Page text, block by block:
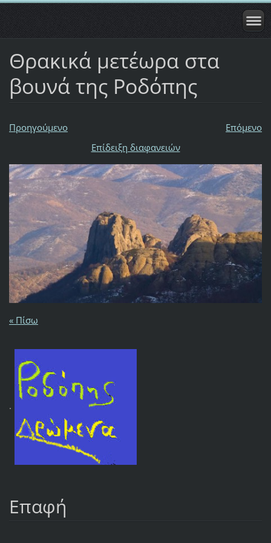
Θρακικά μετέωρα στα
βουνά της Ροδόπης
Προηγούμενο
Επόμενο
Επίδειξη διαφανειών
« Πίσω
.
Επαφή